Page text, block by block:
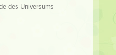
des Universums